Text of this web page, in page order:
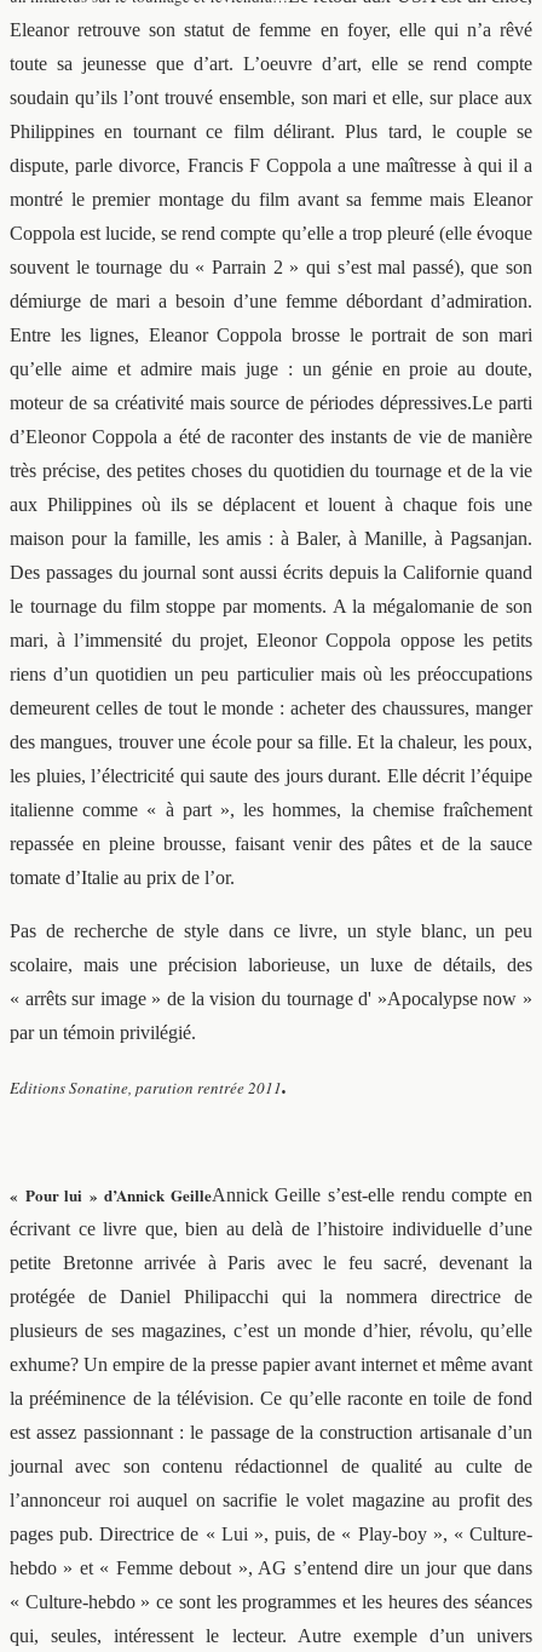
Eleanor retrouve son statut de femme en foyer, elle qui n’a rêvé
toute sa jeunesse que d’art. L’oeuvre d’art, elle se rend compte
soudain qu’ils l’ont trouvé ensemble, son mari et elle, sur place aux
Philippines en tournant ce film délirant. Plus tard, le couple se
dispute, parle divorce, Francis F Coppola a une maîtresse à qui il a
montré le premier montage du film avant sa femme mais Eleanor
Coppola est lucide, se rend compte qu’elle a trop pleuré (elle évoque
souvent le tournage du « Parrain 2 » qui s’est mal passé), que son
démiurge de mari a besoin d’une femme débordant d’admiration.
Entre les lignes, Eleanor Coppola brosse le portrait de son mari
qu’elle aime et admire mais juge : un génie en proie au doute,
moteur de sa créativité mais source de périodes dépressives.Le parti
d’Eleonor Coppola a été de raconter des instants de vie de manière
très précise, des petites choses du quotidien du tournage et de la vie
aux Philippines où ils se déplacent et louent à chaque fois une
maison pour la famille, les amis : à Baler, à Manille, à Pagsanjan.
Des passages du journal sont aussi écrits depuis la Californie quand
le tournage du film stoppe par moments. A la mégalomanie de son
mari, à l’immensité du projet, Eleonor Coppola oppose les petits
riens d’un quotidien un peu particulier mais où les préoccupations
demeurent celles de tout le monde : acheter des chaussures, manger
des mangues, trouver une école pour sa fille. Et la chaleur, les poux,
les pluies, l’électricité qui saute des jours durant. Elle décrit l’équipe
italienne comme « à part », les hommes, la chemise fraîchement
repassée en pleine brousse, faisant venir des pâtes et de la sauce
tomate d’Italie au prix de l’or.
Pas de recherche de style dans ce livre, un style blanc, un peu
scolaire, mais une précision laborieuse, un luxe de détails, des
« arrêts sur image » de la vision du tournage d' »Apocalypse now »
par un témoin privilégié.
Editions Sonatine, parution rentrée 2011.
« Pour lui » d’Annick GeilleAnnick Geille s’est-elle rendu compte en
écrivant ce livre que, bien au delà de l’histoire individuelle d’une
petite Bretonne arrivée à Paris avec le feu sacré, devenant la
protégée de Daniel Philipacchi qui la nommera directrice de
plusieurs de ses magazines, c’est un monde d’hier, révolu, qu’elle
exhume? Un empire de la presse papier avant internet et même avant
la prééminence de la télévision. Ce qu’elle raconte en toile de fond
est assez passionnant : le passage de la construction artisanale d’un
journal avec son contenu rédactionnel de qualité au culte de
l’annonceur roi auquel on sacrifie le volet magazine au profit des
pages pub. Directrice de « Lui », puis, de « Play-boy », « Culture-
hebdo » et « Femme debout », AG s’entend dire un jour que dans
« Culture-hebdo » ce sont les programmes et les heures des séances
qui, seules, intéressent le lecteur. Autre exemple d’un univers